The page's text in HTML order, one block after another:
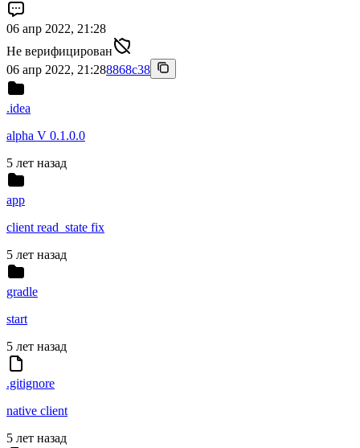
06 апр 2022, 21:28
Не верифицирован
06 апр 2022, 21:288868c38
.idea
alpha V 0.1.0.0
5 лет назад
app
client read_state fix
5 лет назад
gradle
start
5 лет назад
.gitignore
native client
5 лет назад